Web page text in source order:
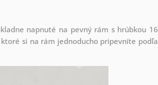
napnuté na pevný rám s hrúbkou 16
si na rám jednoducho pripevníte podľa